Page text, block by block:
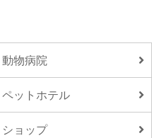
動物病院
ペットホテル
ショップ